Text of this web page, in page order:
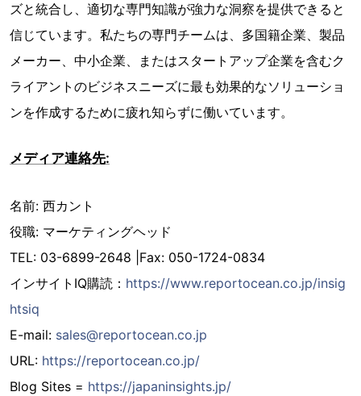
ズと統合し、適切な専門知識が強力な洞察を提供できると
信じています。私たちの専門チームは、多国籍企業、製品
メーカー、中小企業、またはスタートアップ企業を含むク
ライアントのビジネスニーズに最も効果的なソリューショ
ンを作成するために疲れ知らずに働いています。
メディア連絡先:
名前: 西カント
役職: マーケティングヘッド
TEL: 03-6899-2648 |Fax: 050-1724-0834
インサイトIQ購読： https://www.reportocean.co.jp/insig
htsiq
E-mail: sales@reportocean.co.jp
URL: https://reportocean.co.jp/
Blog Sites = https://japaninsights.jp/